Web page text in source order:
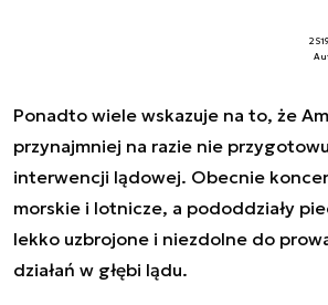
Ponadto wiele wskazuje na to, że
przynajmniej na razie nie
interwencji lądowej. Obecnie
morskie i lotnicze, a pododdziały
lekko uzbrojone i niezdolne do
działań w głębi lądu.